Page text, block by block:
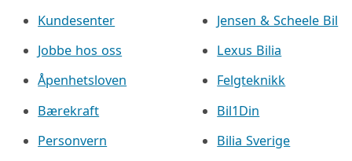
Kundesenter
Jobbe hos oss
Åpenhetsloven
Bærekraft
Personvern
Jensen & Scheele Bil
Lexus Bilia
Felgteknikk
Bil1Din
Bilia Sverige